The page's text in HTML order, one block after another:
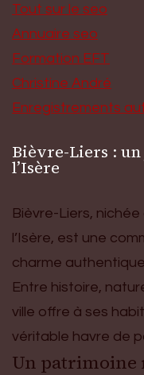
Tout sur le seo
Annuaire seo
Formation EFT
Christine André
Enregistrements
Bièvre-Liers :
l’Isère
Bièvre-Liers,
l’Isère, est une
charme
Entre histoire,
ville offre à ses
véritable havre de
Un patrimoine